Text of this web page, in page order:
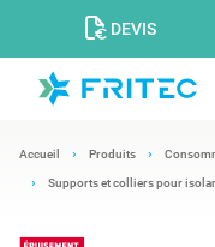
DEVIS
Accueil Produits
Supports et colliers pour